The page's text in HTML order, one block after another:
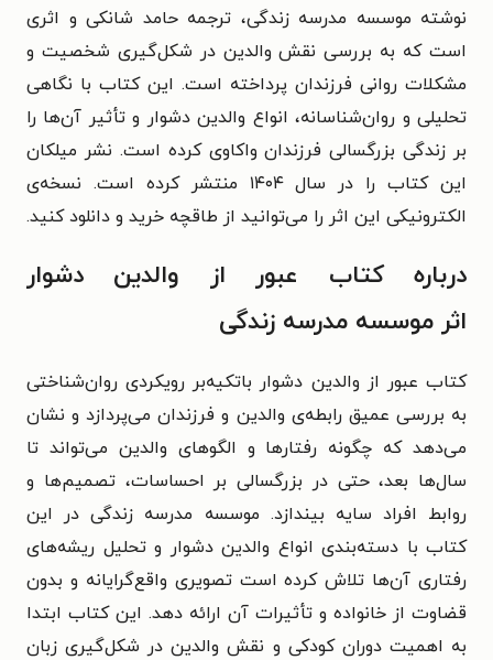
نوشته موسسه مدرسه زندگی، ترجمه حامد شانکی و اثری
است که به بررسی نقش والدین در شکل‌گیری شخصیت و
مشکلات روانی فرزندان پرداخته است. این کتاب با نگاهی
تحلیلی و روان‌شناسانه، انواع والدین دشوار و تأثیر آن‌ها را
بر زندگی بزرگسالی فرزندان واکاوی کرده است. نشر میلکان
این کتاب را در سال ۱۴۰۴ منتشر کرده است. نسخه‌ی
الکترونیکی این اثر را می‌توانید از طاقچه خرید و دانلود کنید.
درباره کتاب عبور از والدین دشوار
اثر موسسه مدرسه زندگی
کتاب عبور از والدین دشوار باتکیه‌بر رویکردی روان‌شناختی
به بررسی عمیق رابطه‌ی والدین و فرزندان می‌پردازد و نشان
می‌دهد که چگونه رفتارها و الگوهای والدین می‌تواند تا
سال‌ها بعد، حتی در بزرگسالی بر احساسات، تصمیم‌ها و
روابط افراد سایه بیندازد. موسسه مدرسه زندگی در این
کتاب با دسته‌بندی انواع والدین دشوار و تحلیل ریشه‌های
رفتاری آن‌ها تلاش کرده است تصویری واقع‌گرایانه و بدون
قضاوت از خانواده و تأثیرات آن ارائه دهد. این کتاب ابتدا
به اهمیت دوران کودکی و نقش والدین در شکل‌گیری زبان